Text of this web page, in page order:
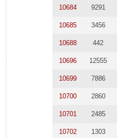
10684 9291
10685 3456
10688 442
10696 12555
10699 7886
10700 2860
10701 2485
10702 1303